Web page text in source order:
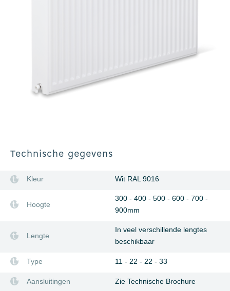
Technische gegevens
Kleur Wit RAL 9016
Hoogte
300 - 400 - 500 - 600 - 700 -
900mm
Lengte
In veel verschillende lengtes
beschikbaar
Type 11 - 22 - 22 - 33
Aansluitingen Zie Technische Brochure